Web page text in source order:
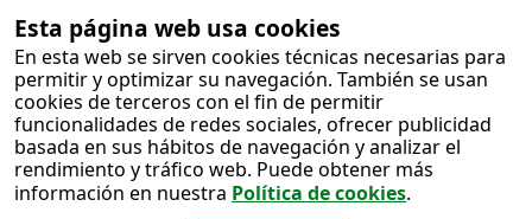
Esta página web usa cookies
En esta web se sirven cookies técnicas necesarias para
permitir y optimizar su navegación. También se usan
cookies de terceros con el fin de permitir
funcionalidades de redes sociales, ofrecer publicidad
basada en sus hábitos de navegación y analizar el
rendimiento y tráfico web. Puede obtener más
información en nuestra Política de cookies.